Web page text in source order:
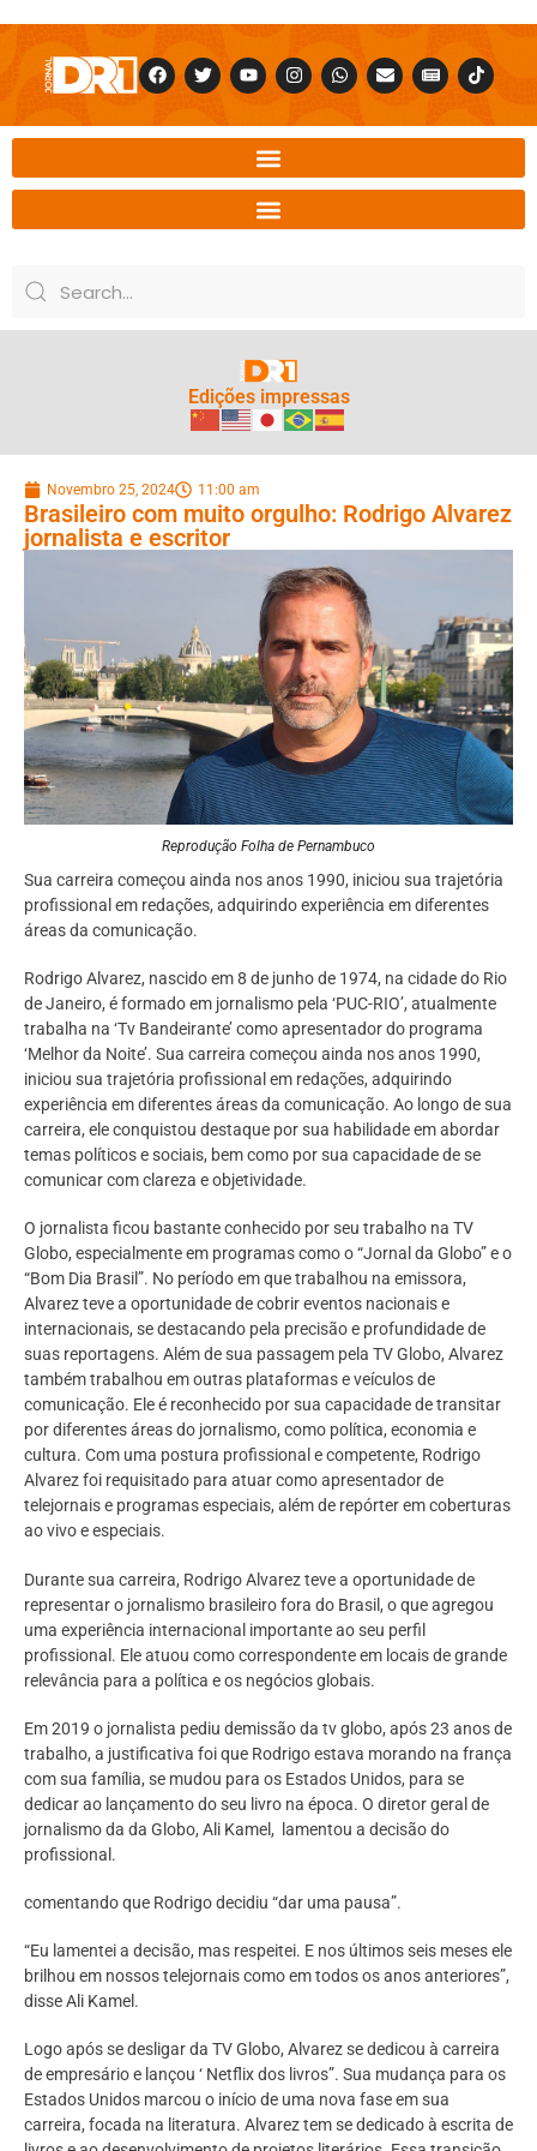
Edições impressas
Novembro 25, 2024 11:00 am
Brasileiro com muito orgulho: Rodrigo Alvarez
jornalista e escritor
Reprodução Folha de Pernambuco
Sua carreira começou ainda nos anos 1990, iniciou sua trajetória
profissional em redações, adquirindo experiência em diferentes
áreas da comunicação.
Rodrigo Alvarez, nascido em 8 de junho de 1974, na cidade do Rio
de Janeiro, é formado em jornalismo pela ‘PUC-RIO’, atualmente
trabalha na ‘Tv Bandeirante’ como apresentador do programa
‘Melhor da Noite’. Sua carreira começou ainda nos anos 1990,
iniciou sua trajetória profissional em redações, adquirindo
experiência em diferentes áreas da comunicação. Ao longo de sua
carreira, ele conquistou destaque por sua habilidade em abordar
temas políticos e sociais, bem como por sua capacidade de se
comunicar com clareza e objetividade.
O jornalista ficou bastante conhecido por seu trabalho na TV
Globo, especialmente em programas como o “Jornal da Globo” e o
“Bom Dia Brasil”. No período em que trabalhou na emissora,
Alvarez teve a oportunidade de cobrir eventos nacionais e
internacionais, se destacando pela precisão e profundidade de
suas reportagens. Além de sua passagem pela TV Globo, Alvarez
também trabalhou em outras plataformas e veículos de
comunicação. Ele é reconhecido por sua capacidade de transitar
por diferentes áreas do jornalismo, como política, economia e
cultura. Com uma postura profissional e competente, Rodrigo
Alvarez foi requisitado para atuar como apresentador de
telejornais e programas especiais, além de repórter em coberturas
ao vivo e especiais.
Durante sua carreira, Rodrigo Alvarez teve a oportunidade de
representar o jornalismo brasileiro fora do Brasil, o que agregou
uma experiência internacional importante ao seu perfil
profissional. Ele atuou como correspondente em locais de grande
relevância para a política e os negócios globais.
Em 2019 o jornalista pediu demissão da tv globo, após 23 anos de
trabalho, a justificativa foi que Rodrigo estava morando na frança
com sua família, se mudou para os Estados Unidos, para se
dedicar ao lançamento do seu livro na época. O diretor geral de
jornalismo da da Globo, Ali Kamel, lamentou a decisão do
profissional.
comentando que Rodrigo decidiu “dar uma pausa”.
“Eu lamentei a decisão, mas respeitei. E nos últimos seis meses ele
brilhou em nossos telejornais como em todos os anos anteriores”,
disse Ali Kamel.
Logo após se desligar da TV Globo, Alvarez se dedicou à carreira
de empresário e lançou ‘ Netflix dos livros”. Sua mudança para os
Estados Unidos marcou o início de uma nova fase em sua
carreira, focada na literatura. Alvarez tem se dedicado à escrita de